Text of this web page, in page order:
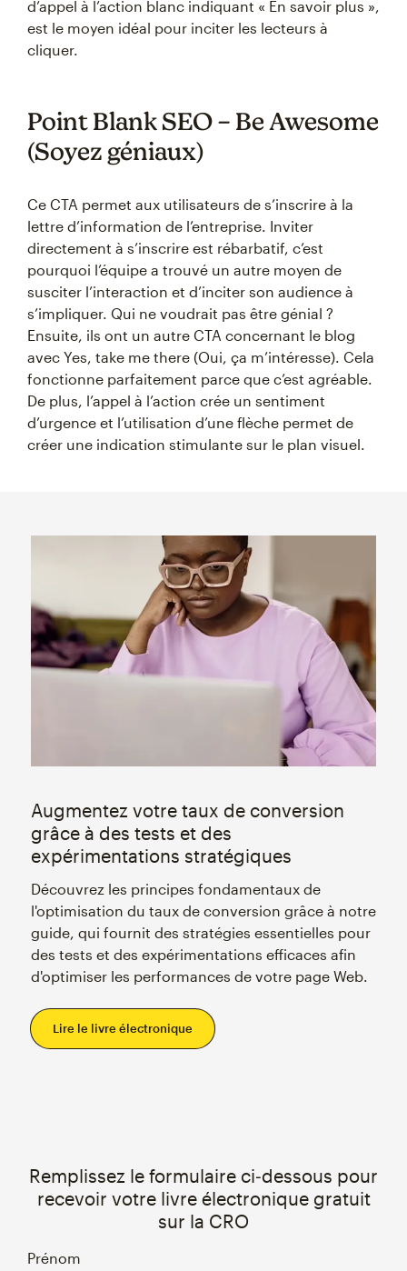
d’appel à l’action blanc indiquant « En savoir plus »,
est le moyen idéal pour inciter les lecteurs à
cliquer.
Point Blank SEO – Be Awesome
(Soyez géniaux)
Ce CTA permet aux utilisateurs de s’inscrire à la
lettre d’information de l’entreprise. Inviter
directement à s’inscrire est rébarbatif, c’est
pourquoi l’équipe a trouvé un autre moyen de
susciter l’interaction et d’inciter son audience à
s’impliquer. Qui ne voudrait pas être génial ?
Ensuite, ils ont un autre CTA concernant le blog
avec Yes, take me there (Oui, ça m’intéresse). Cela
fonctionne parfaitement parce que c’est agréable.
De plus, l’appel à l’action crée un sentiment
d’urgence et l’utilisation d’une flèche permet de
créer une indication stimulante sur le plan visuel.
Augmentez votre taux de conversion
grâce à des tests et des
expérimentations stratégiques
Découvrez les principes fondamentaux de
l'optimisation du taux de conversion grâce à notre
guide, qui fournit des stratégies essentielles pour
des tests et des expérimentations efficaces afin
d'optimiser les performances de votre page Web.
Lire le livre électronique
Remplissez le formulaire ci‑dessous pour
recevoir votre livre électronique gratuit
sur la CRO
Prénom